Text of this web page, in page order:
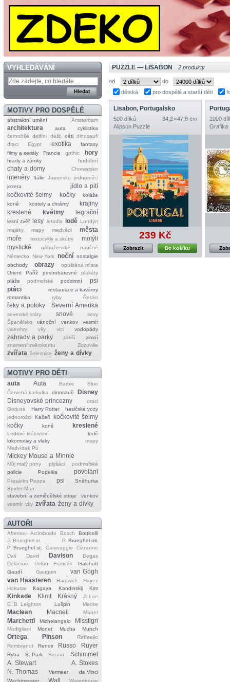
VYHLEDÁVÁNÍ
MOTIVY PRO DOSPĚLÉ
abstraktní umění Amsterdam
architektura auta
cyklistika
černobílé
delfíni déšť děti dinosauři
draci
Egypt exotika
fantasy
filmy a seriály
Francie gothic hory
hrady a zámky hudební
chaty a domy Chorvatsko
interiéry Itálie Japonsko
jednorožci
jezera
jídlo a pití
kočkovité šelmy
kočky
koláže
koně
kostely a chrámy
krajiny
kreslené
květiny legrační
lesní zvěř lesy letadla lodě Londýn
majáky
mapy medvědi
města
moře
motocykly a skútry
motýli
mystické
náboženské
naučné
Německo
New York noční nostalgie
obchody
obrazy
opuštěná místa
Orient
Paříž pestrobarevné
plakáty
pláže
podmořské podzimní
psi
ptáci
restaurace a kavárny
romantika
ryby Řecko
řeky a potoky Severní Amerika
severské státy snové
sovy
Španělsko
vánoční venkov
vesmír
videohry
víly vlci vodopády
zahrady a parky zátiší
zimní
znamení zvěrokruhu
Zozoville
zvířata železnice ženy a dívky
MOTIVY PRO DĚTI
auta Auta Barbie
Blue
Červená karkulka
dinosauři
Disney
Disneyovské princezny
draci
Gorjuss
Harry Potter
hasičské vozy
jednorožci
Kačeři
kočkovité šelmy
kočky
koně kreslené
Ledové království
lodě
lokomotivy a vlaky
mapy
Medvídek Pú
Mickey Mouse a Minnie
Můj malý pony plyšáci
podmořské
policie
Popelka povolání
Prasátko Peppa psi
Sněhurka
Spider‐Man
stavební a zemědělské stroje
venkov
vesmír víly zvířata ženy a dívky
AUTOŘI
Afremov Arcimboldo Bosch
Botticelli
J. Brueghel st.
P. Brueghel ml.
P. Brueghel st.
Caravaggio
Cézanne
Dalí
David Davison
Degas
Delacroix
Delon Francés
Galchutt
Gaudí
Gauguin
van Gogh
van Haasteren
Hardwick
Hayez
Hokusai
Kagaya Kandinskij Kim
Kinkade Klimt Krásný
J. Lee
E. B. Leighton
Lušpin Macke
Maclean Macneil Manet
Marchetti Michelangelo Misstigri
Modigliani Monet Mucha Munch
Ortega Pinson
Raffaello
Rembrandt
Renoir Russo Ruyer
Ryba S. Park Seurat
Schimmel
A. Stewart
A. Stokes
N. Thomas
Vermeer
da Vinci
Wachtmeister
Wall Waterhouse
PUZZLE — LISABON 2 produkty
od
do
dětská
pro dospělé a starší děti
Lisabon, Portugalsko
500 dílků
34,2 × 47,8 cm
Alipson Puzzle
239 Kč
Do košíku
Zobrazit
1000
Grafika